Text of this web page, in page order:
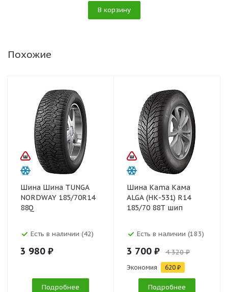
В корзину
Похожие
Шина Шина TUNGA
NORDWAY 185/70R14
88Q
Есть в наличии (42)
3 980 ₽
Подробнее
Шина Kama Кама
ALGA (НК-531) R14
185/70 88T шип
Есть в наличии (183)
3 700 ₽ 4 320 ₽
Экономия 620 ₽
Подробнее